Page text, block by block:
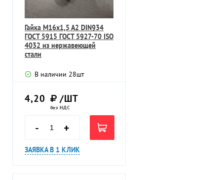
Гайка M16х1,5 А2 DIN934
ГОСТ 5915 ГОСТ 5927-70 ISO
4032 из нержавеющей
стали
В наличии 28шт
4,20 /ШТ
без НДС
- +
ЗАЯВКА В 1 КЛИК